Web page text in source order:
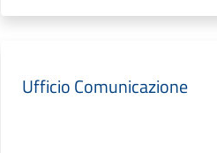
Ufficio Comunicazione